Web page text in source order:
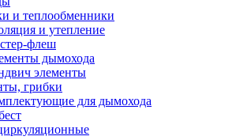
и теплообменники
и утепление
флеш
дымохода
элементы
грибки
для дымохода